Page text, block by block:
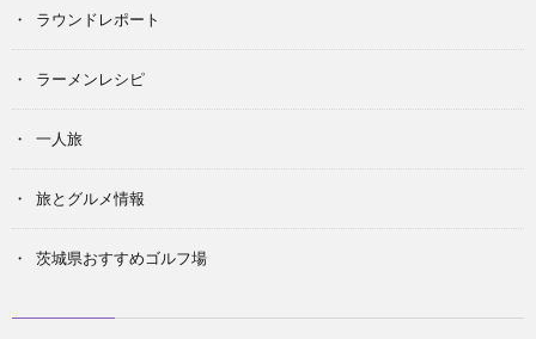
ラウンドレポート
ラーメンレシピ
一人旅
旅とグルメ情報
茨城県おすすめゴルフ場